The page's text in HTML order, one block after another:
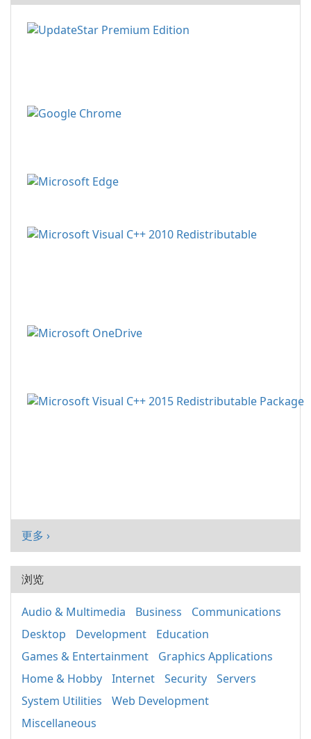
更多 ›
浏览
Audio & Multimedia Business
Communications
Desktop
Development
Education
Games & Entertainment
Graphics Applications
Home & Hobby
Internet Security
Servers
System Utilities
Web Development
Miscellaneous